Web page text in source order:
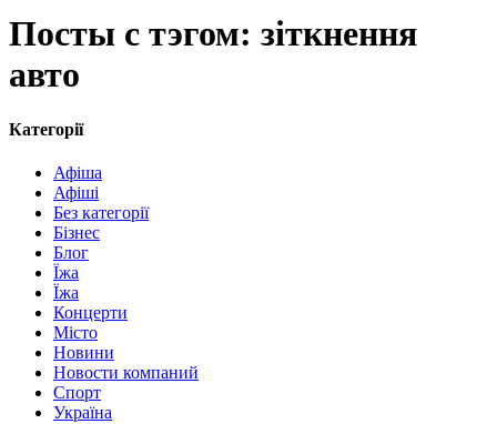
Посты с тэгом: зіткнення
авто
Категорії
Афіша
Афіші
Без категорії
Бізнес
Блог
Їжа
Їжа
Концерти
Місто
Новини
Новости компаний
Спорт
Україна